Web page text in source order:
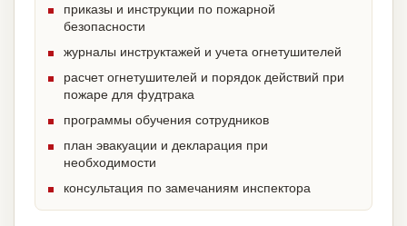
приказы и инструкции по пожарной
безопасности
журналы инструктажей и учета огнетушителей
расчет огнетушителей и порядок действий при
пожаре для фудтрака
программы обучения сотрудников
план эвакуации и декларация при
необходимости
консультация по замечаниям инспектора